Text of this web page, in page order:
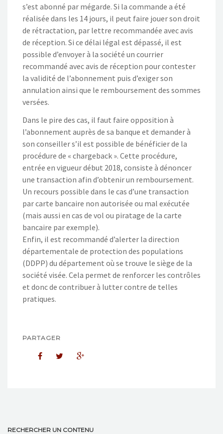
s’est abonné par mégarde. Si la commande a été
réalisée dans les 14 jours, il peut faire jouer son droit
de rétractation, par lettre recommandée avec avis
de réception. Si ce délai légal est dépassé, il est
possible d’envoyer à la société un courrier
recommandé avec avis de réception pour contester
la validité de l’abonnement puis d’exiger son
annulation ainsi que le remboursement des sommes
versées.
Dans le pire des cas, il faut faire opposition à
l’abonnement auprès de sa banque et demander à
son conseiller s’il est possible de bénéficier de la
procédure de « chargeback ». Cette procédure,
entrée en vigueur début 2018, consiste à dénoncer
une transaction afin d’obtenir un remboursement.
Un recours possible dans le cas d’une transaction
par carte bancaire non autorisée ou mal exécutée
(mais aussi en cas de vol ou piratage de la carte
bancaire par exemple).
Enfin, il est recommandé d’alerter la direction
départementale de protection des populations
(DDPP) du département où se trouve le siège de la
société visée. Cela permet de renforcer les contrôles
et donc de contribuer à lutter contre de telles
pratiques.
PARTAGER
RECHERCHER UN CONTENU